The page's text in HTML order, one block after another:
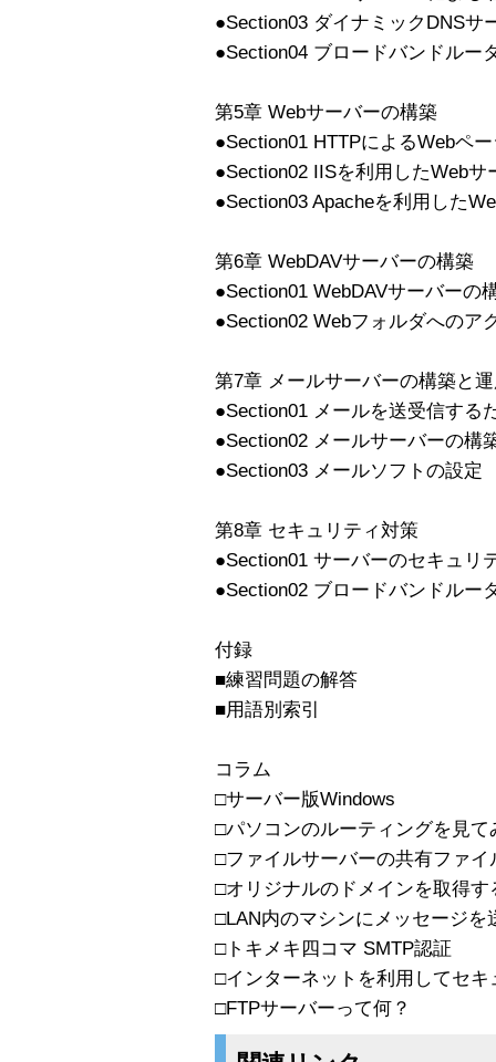
●Section03 ダイナミックDNSサ
●Section04 ブロードバンドルー
第5章 Webサーバーの構築
●Section01 HTTPによるWebペ
●Section02 IISを利用したWebサ
●Section03 Apacheを利用した
第6章 WebDAVサーバーの構築
●Section01 WebDAVサーバーの
●Section02 Webフォルダへのア
第7章 メールサーバーの構築と
●Section01 メールを送受信する
●Section02 メールサーバーの構
●Section03 メールソフトの設定
第8章 セキュリティ対策
●Section01 サーバーのセキュリ
●Section02 ブロードバンドルー
付録
■練習問題の解答
■用語別索引
コラム
□サーバー版Windows
□パソコンのルーティングを見て
□ファイルサーバーの共有ファ
□オリジナルのドメインを取得す
□LAN内のマシンにメッセージを
□トキメキ四コマ SMTP認証
□インターネットを利用してセ
□FTPサーバーって何？